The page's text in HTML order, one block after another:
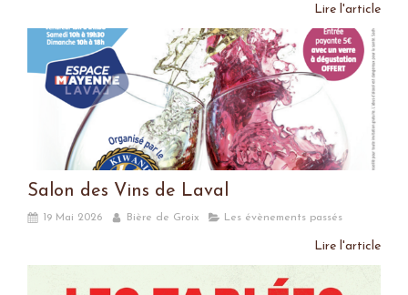
Lire l'article
Salon des Vins de Laval
19 Mai 2026 Bière de Groix Les évènements passés
Lire l'article